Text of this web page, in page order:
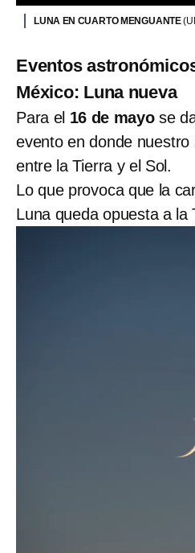
LUNA EN CUARTO MENGUANTE
Eventos
México: Luna nueva
Para el 16 de mayose
evento en donde nuestro
entre la Tierra y el Sol.
Lo que provoca que la
Luna queda opuesta a la